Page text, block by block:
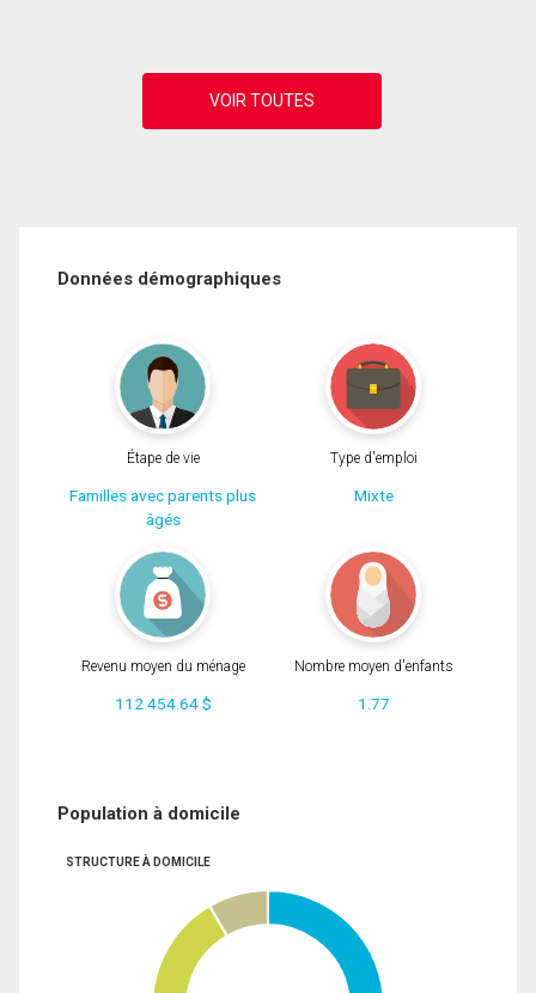
Données démographiques
Étape de vie
Familles avec parents plus
âgés
Type d'emploi
Mixte
Revenu moyen du ménage
112 454.64 $
Nombre moyen d'enfants
1.77
Population à domicile
STRUCTURE À DOMICILE